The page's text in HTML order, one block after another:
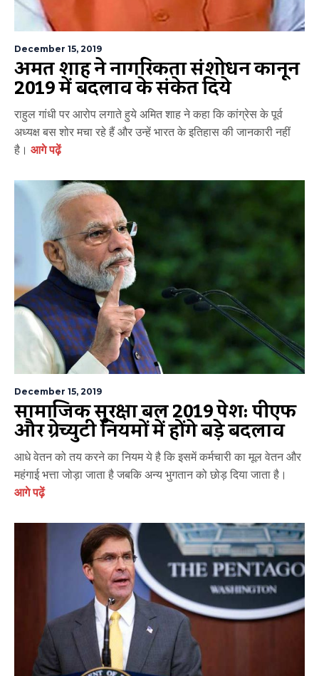
December 15, 2019
अमित शाह ने नागरिकता संशोधन कानून
2019 में बदलाव के संकेत दिये
राहुल गांधी पर आरोप लगाते हुये अमित शाह ने कहा कि कांग्रेस के पूर्व
अध्यक्ष बस शोर मचा रहे हैं और उन्हें भारत के इतिहास की जानकारी नहीं
है। आगे पढ़ें
December 15, 2019
सामाजिक सुरक्षा बिल 2019 पेश: पीएफ
और ग्रेच्युटी नियमों में होंगे बड़े बदलाव
आधे वेतन को तय करने का नियम ये है कि इसमें कर्मचारी का मूल वेतन और
महंगाई भत्ता जोड़ा जाता है जबकि अन्य भुगतान को छोड़ दिया जाता है।
आगे पढ़ें